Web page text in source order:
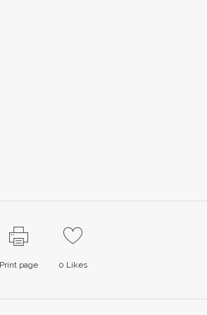
Print page 0 Likes